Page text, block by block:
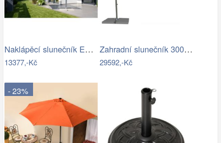
Naklápěcí slunečník EASY TURN 300x300…
13377,-Kč
Zahradní slunečník 300 x 300 cm
29592,-Kč
- 23%